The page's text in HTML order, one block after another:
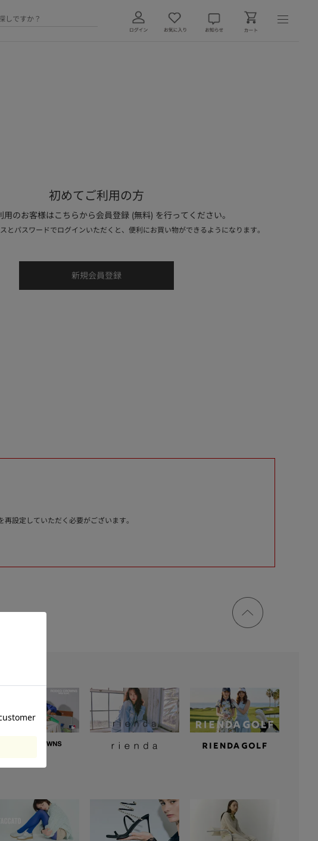
初めてご利用の方
用のお客様はこちらから会員登録 (無料) を行ってください。
とパスワードでログインいただくと、便利にお買い物ができるようになります。
設定していただく必要がございます。
ページ
トップ